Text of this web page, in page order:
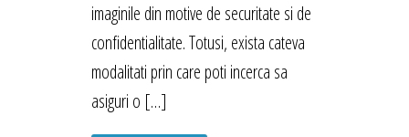
imaginile din motive de securitate si de
confidentialitate. Totusi, exista cateva
modalitati prin care poti incerca sa
asiguri o […]